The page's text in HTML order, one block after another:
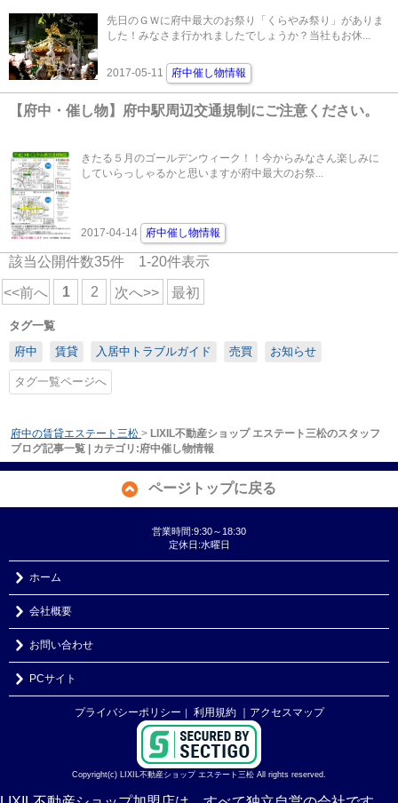
先日のＧＷに府中最大のお祭り「くらやみ祭り」がありま
した！みなさま行かれましたでしょうか？当社もお休...
2017-05-11 府中催し物情報
【府中・催し物】府中駅周辺交通規制にご注意ください。
きたる５月のゴールデンウィーク！！今からみなさん楽しみに
していらっしゃるかと思いますが府中最大のお祭...
2017-04-14 府中催し物情報
該当公開件数35件 1-20件表示
<<前へ 1 2 次へ>> 最初
タグ一覧
府中
賃貸 入居中トラブルガイド 売買 お知らせ
タグ一覧ページへ
府中の賃貸エステート三松 > LIXIL不動産ショップ エステート三松のスタッフ
ブログ記事一覧 | カテゴリ:府中催し物情報
ページトップに戻る
営業時間:9:30～18:30
定休日:水曜日
ホーム
会社概要
お問い合わせ
PCサイト
プライバシーポリシー ｜ 利用規約 ｜アクセスマップ
Copyright(c) LIXIL不動産ショップ エステート三松 All rights reserved.